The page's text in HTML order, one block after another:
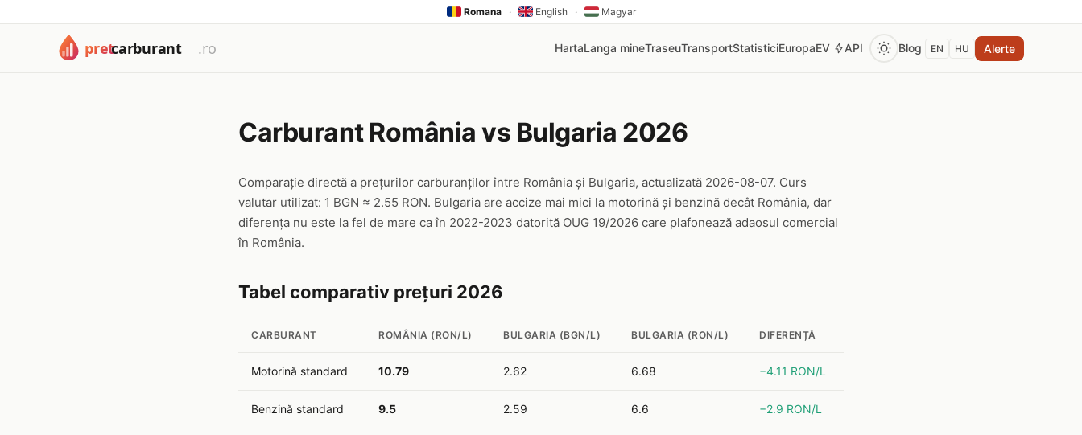
Romana · English · Magyar
HartaLanga mineTraseuTransportStatisticiEuropaEV API Blog EN HU Alerte
Carburant România vs Bulgaria 2026
Comparație directă a prețurilor carburanților între România și Bulgaria, actualizată 2026-08-07. Curs
valutar utilizat: 1 BGN ≈ 2.55 RON. Bulgaria are accize mai mici la motorină și benzină decât România, dar
diferența nu este la fel de mare ca în 2022-2023 datorită OUG 19/2026 care plafonează adaosul comercial
în România.
Tabel comparativ prețuri 2026
CARBURANT ROMÂNIA (RON/L) BULGARIA (BGN/L) BULGARIA (RON/L) DIFERENȚĂ
Motorină standard 10.79 2.62 6.68 −4.11 RON/L
Benzină standard 9.5 2.59 6.6 −2.9 RON/L